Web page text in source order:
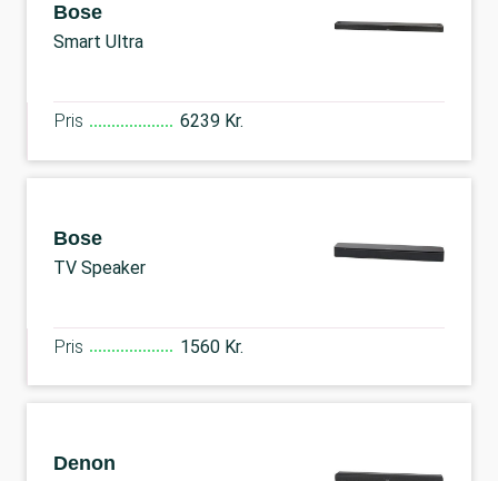
Bose
Smart Ultra
Pris 6239 Kr.
Bose
TV Speaker
Pris 1560 Kr.
Denon